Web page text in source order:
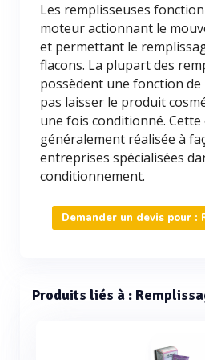
Les remplisseuses
moteur actionnant le
et permettant le
flacons. La plupart des
possèdent une fonction de
pas laisser le produit
une fois conditionné.
généralement réalisée à
entreprises spécialisées
conditionnement.
Demander un devis pour :
Produits liés à :